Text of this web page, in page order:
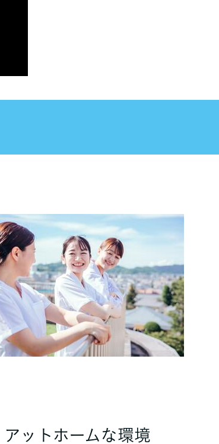
アットホームな環境